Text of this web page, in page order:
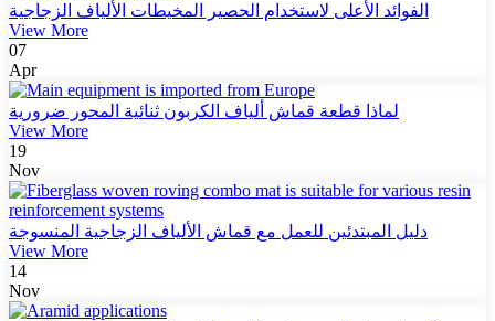
الفوائد الأعلى لاستخدام الحصير المخيطات الألياف الزجاجية
View More
07
Apr
لماذا قطعة قماش ألياف الكربون ثنائية المحور ضرورية
View More
19
Nov
دليل المبتدئين للعمل مع قماش الألياف الزجاجية المنسوجة
View More
14
Nov